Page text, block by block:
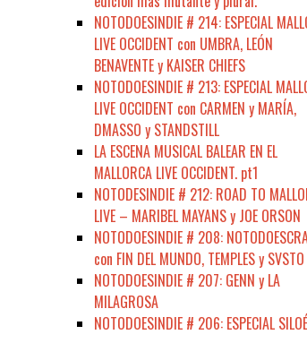
NOTODOESINDIE # 214: ESPECIAL
LIVE OCCIDENT con UMBRA, LEÓN
BENAVENTE y KAISER CHIEFS
NOTODOESINDIE # 213: ESPECIAL
LIVE OCCIDENT con CARMEN y MARÍA,
DMASSO y STANDSTILL
LA ESCENA MUSICAL BALEAR EN EL
MALLORCA LIVE OCCIDENT. pt1
NOTODESINDIE # 212: ROAD TO
LIVE – MARIBEL MAYANS y JOE ORSON
NOTODOESINDIE # 208:
con FIN DEL MUNDO, TEMPLES y SVSTO
NOTODOESINDIE # 207: GENN y LA
MILAGROSA
NOTODOESINDIE # 206: ESPECIAL SILOÉ